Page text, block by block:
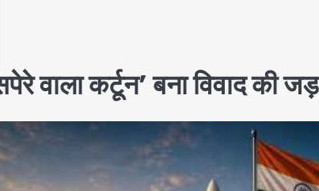
वाला कर्टून’ बना विवाद की जड़